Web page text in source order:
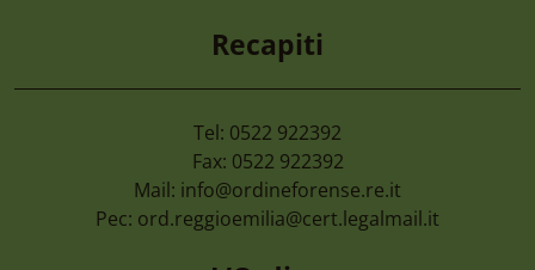
Recapiti
Tel: 0522 922392
Fax: 0522 922392
Mail: info@ordineforense.re.it
Pec: ord.reggioemilia@cert.legalmail.it